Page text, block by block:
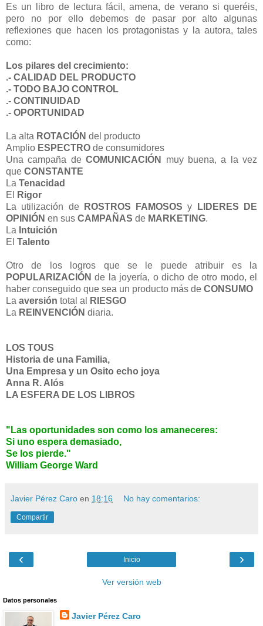
Es un libro de lectura fácil, amena, de verano si queréis,
pero no por ello debemos de pasar por alto algunas
reflexiones que hacen los protagonistas y la autora, tales
como:
Los pilares del crecimiento:
.- CALIDAD DEL PRODUCTO
.- TODO BAJO CONTROL
.- CONTINUIDAD
.- OPORTUNIDAD
La alta ROTACIÓN del producto
Amplio ESPECTRO de consumidores
Una campaña deCOMUNICACIÓN
muy buena, a la vez
que CONSTANTE
La Tenacidad
El
Rigor
La utilización de
ROSTROS FAMOSOS y
LIDERES DE
OPINIÓN en sus CAMPAÑAS de MARKETING.
La Intuición
El Talento
Otro de los logros que se le puede atribuir es la
POPULARIZACIÓN de la joyería, o dicho de otro modo, el
haber conseguido que sea un producto más de CONSUMO
La aversión total al
RIESGO
La REINVENCIÓN diaria.
LOS TOUS
Historia de una Familia,
Una Empresa y un Osito echo joya
Anna R. Alós
LA ESFERA DE LOS LIBROS
"Las oportunidades son como los amaneceres:
Si uno espera demasiado,
Se los pierde."
William George Ward
Javier Pérez Caro en 18:16 No hay comentarios:
Compartir
‹ ›
Inicio
Ver versión web
Datos personales
Javier Pérez Caro